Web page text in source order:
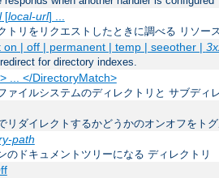
[local-url] ...
トリをリクエストしたときに調べる リソー
on | off | permanent | temp | seeother |
for directory indexes.
> ... </DirectoryMatch>
ァイルシステムのディレクトリと サブディ
リダイレクトするかどうかのオンオフをト
path
のドキュメントツリーになる ディレクトリ